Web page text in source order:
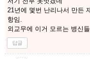
21년에 몇번 난리나서 만든
항임.
외교무에 이거 모르는 병신
답글